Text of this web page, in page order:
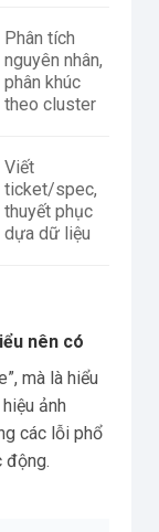
Phân tích
nguyên nhân,
phân khúc
theo cluster
Viết
ticket/spec,
thuyết phục
dựa dữ liệu
nên có
mà là hiểu
ảnh
các lỗi phổ
động.